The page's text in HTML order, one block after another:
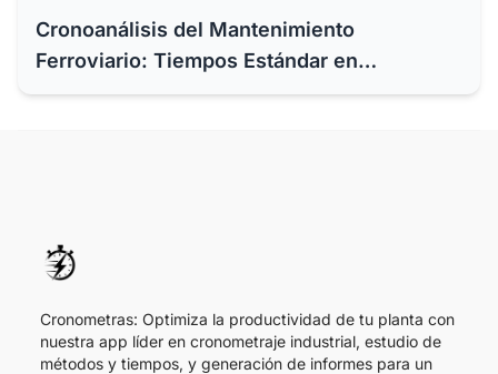
Cronoanálisis del Mantenimiento
Ferroviario: Tiempos Estándar en
Revisiones ITV y RGS de Trenes de
Cronometras: Optimiza la productividad de tu planta con
nuestra app líder en cronometraje industrial, estudio de
métodos y tiempos, y generación de informes para un